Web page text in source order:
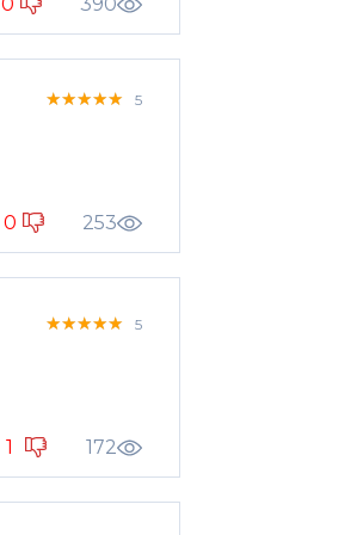
★★★★★
★★★★★
★★★★★ 5
0 253
★★★★★
★★★★★
★★★★★ 5
1 172